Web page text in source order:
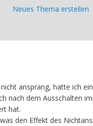
Neues Thema erstellen
ansprang, hatte ich
nach dem Ausschalten
hat.
den Effekt des